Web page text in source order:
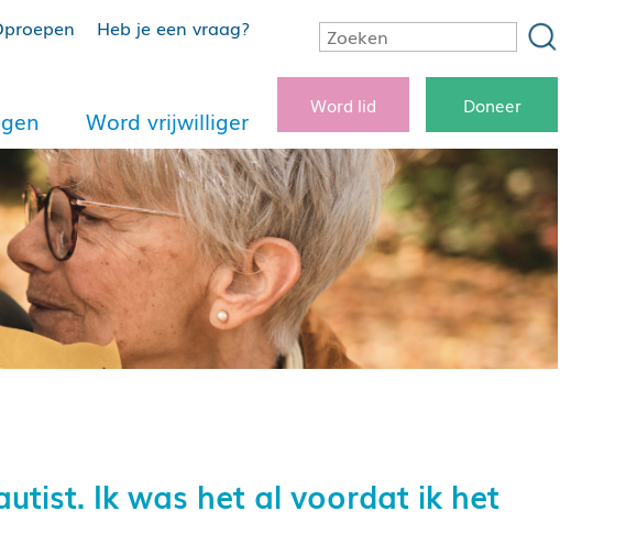
Heb je een vraag?
Word vrijwilliger
Word lid Doneer
Ik was het al voordat ik het